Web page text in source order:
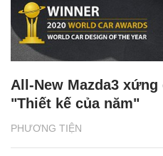
PHƯƠNG TIỆN
All-New Mazda3
"Thiết kế của năm"